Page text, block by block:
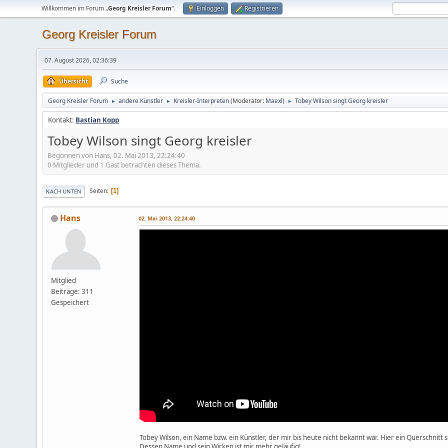
Willkommen im Forum „Georg Kreisler Forum“. Einloggen Registrieren
Georg Kreisler Forum
07. August 2026, 02:36:39
Übersicht Suche
Georg Kreisler Forum ► andere Künstler ► Kreisler-Interpreten(Moderator: Maexl) ► Tobey Wilson singt Georg kreisler
Kontakt: Bastian Kopp
Tobey Wilson singt Georg kreisler
Begonnen von Hans, 02. Mai 2013, 22:24:40
0 Mitglieder und 1 Gast betrachten dieses Thema.
NACH UNTEN Seiten 1
Hans
Mitglied
Beiträge: 311
Gespeichert
02. Mai 2013, 22:24:40
Tobey Wilson, ein Name bzw. ein Künstler, der mir bis heute nicht bekannt war. Hier ein